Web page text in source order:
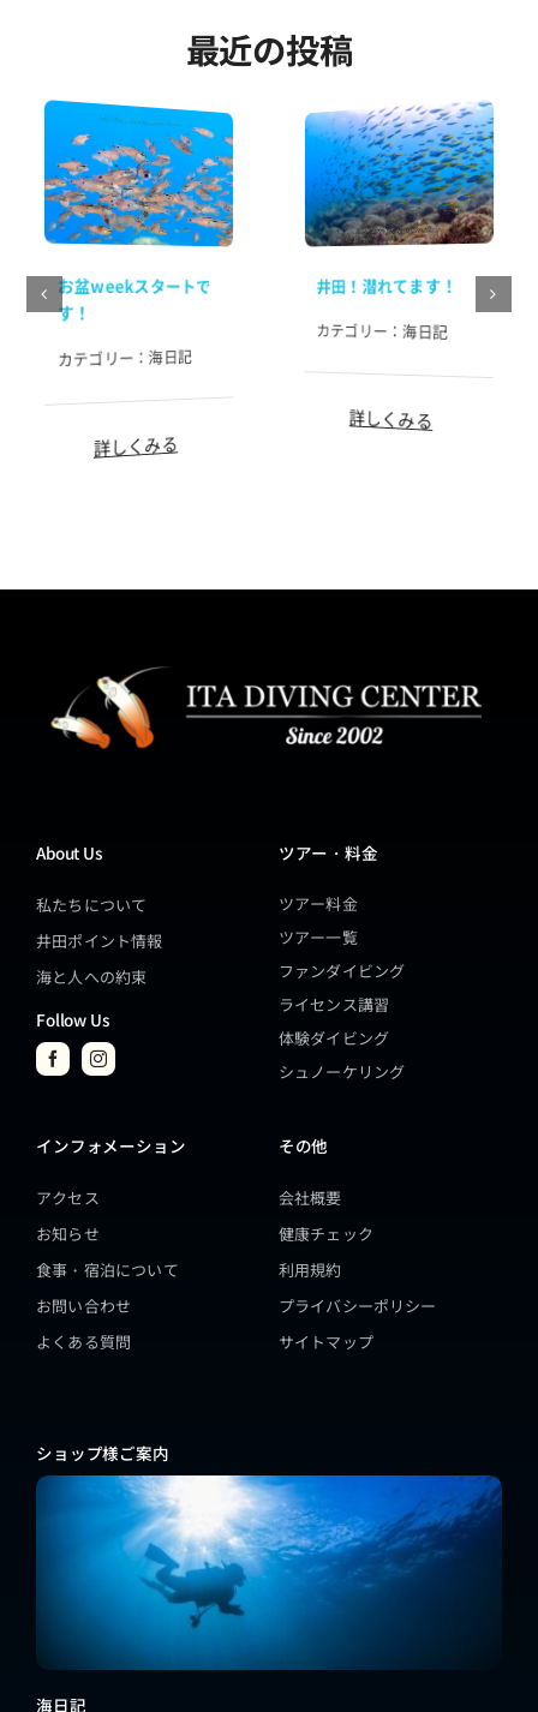
最近の投稿
お盆weekスタートで
す！
カテゴリー： 海日記
詳しくみる
井田！潜れてます！
カテゴリー：海日記
詳しくみる
About Us
私たちについて
井田ポイント情報
海と人への約束
Follow Us
ツアー・料金
ツアー料金
ツアー一覧
ファンダイビング
ライセンス講習
体験ダイビング
シュノーケリング
インフォメーション
アクセス
お知らせ
食事・宿泊について
お問い合わせ
よくある質問
その他
会社概要
健康チェック
利用規約
プライバシーポリシー
サイトマップ
ショップ様ご案内
海日記